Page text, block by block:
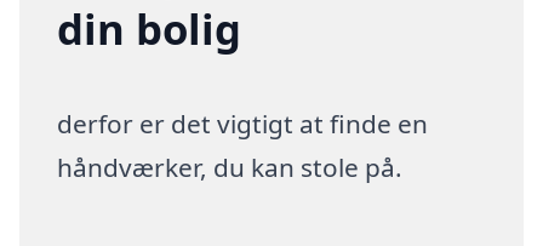
din bolig
derfor er det vigtigt at finde en
håndværker, du kan stole på.